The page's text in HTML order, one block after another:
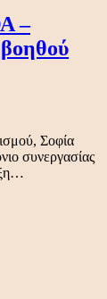
–
Σοφία
συνεργασίας